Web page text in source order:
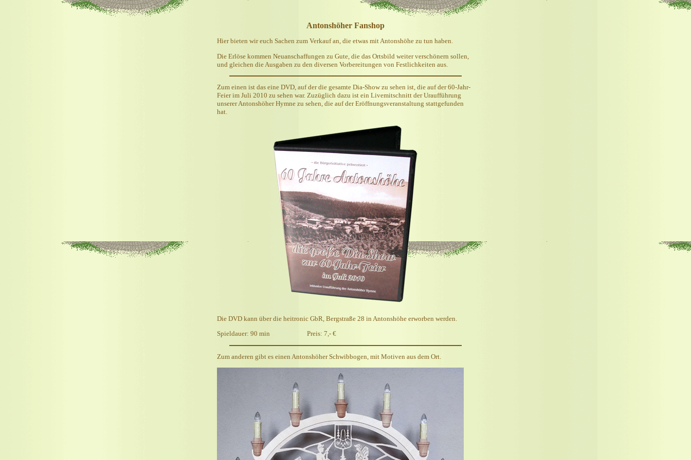
Antonshöher Fanshop
Hier bieten wir euch Sachen zum Verkauf an, die etwas mit Antonshöhe zu tun haben.
Die Erlöse kommen Neuanschaffungen zu Gute, die das Ortsbild weiter verschönern sollen,
und gleichen die Ausgaben zu den diversen Vorbereitungen von Festlichkeiten aus.
Zum einen ist das eine DVD, auf der die gesamte Dia-Show zu sehen ist, die auf der 60-Jahr-
Feier im Juli 2010 zu sehen war. Zuzüglich dazu ist ein Livemitschnitt der Uraufführung
unserer Antonshöher Hymne zu sehen, die auf der Eröffnungsveranstaltung stattgefunden
hat.
Die DVD kann über die heitronic GbR, Bergstraße 28 in Antonshöhe erworben werden.
Spieldauer: 90 min Preis: 7,- €
Zum anderen gibt es einen Antonshöher Schwibbogen, mit Motiven aus dem Ort.